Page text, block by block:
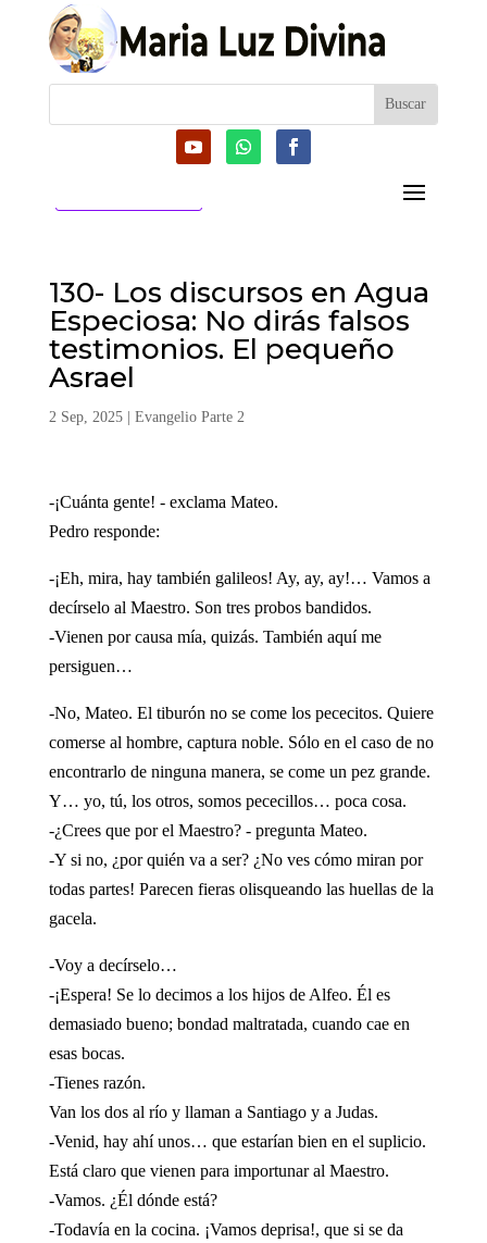
130- Los discursos en Agua
Especiosa: No dirás falsos
testimonios. El pequeño
Asrael
2 Sep, 2025| Evangelio Parte 2
-¡Cuánta gente! - exclama Mateo.
Pedro responde:
-¡Eh, mira, hay también galileos! Ay, ay, ay!… Vamos a
decírselo al Maestro. Son tres probos bandidos.
-Vienen por causa mía, quizás. También aquí me
persiguen…
-No, Mateo. El tiburón no se come los pececitos. Quiere
comerse al hombre, captura noble. Sólo en el caso de no
encontrarlo de ninguna manera, se come un pez grande.
Y… yo, tú, los otros, somos pececillos… poca cosa.
-¿Crees que por el Maestro? - pregunta Mateo.
-Y si no, ¿por quién va a ser? ¿No ves cómo miran por
todas partes! Parecen fieras olisqueando las huellas de la
gacela.
-Voy a decírselo…
-¡Espera! Se lo decimos a los hijos de Alfeo. Él es
demasiado bueno; bondad maltratada, cuando cae en
esas bocas.
-Tienes razón.
Van los dos al río y llaman a Santiago y a Judas.
-Venid, hay ahí unos… que estarían bien en el suplicio.
Está claro que vienen para importunar al Maestro.
-Vamos. ¿Él dónde está?
-Todavía en la cocina. ¡Vamos deprisa!, que si se da